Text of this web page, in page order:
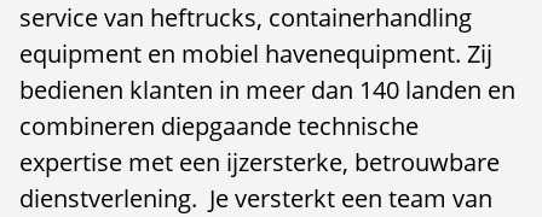
service van heftrucks, containerhandling
equipment en mobiel havenequipment. Zij
bedienen klanten in meer dan 140 landen en
combineren diepgaande technische
expertise met een ijzersterke, betrouwbare
dienstverlening. Je versterkt een team van